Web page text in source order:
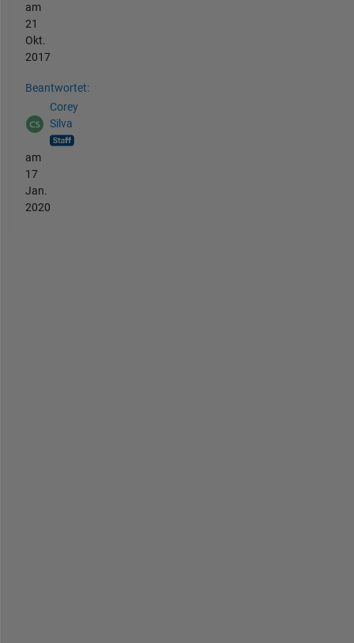
am
21
Okt.
2017
Beantwortet:
Corey
Silva
am
17
Jan.
2020